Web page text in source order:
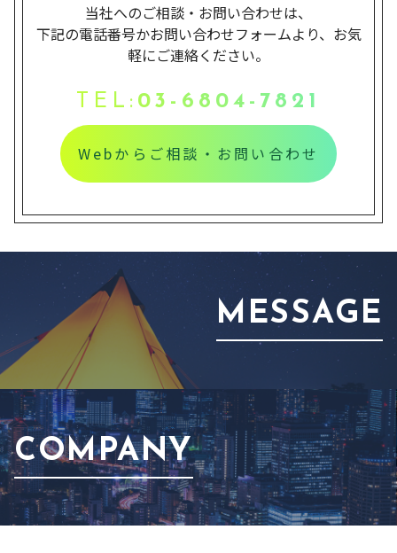
当社へのご相談・お問い合わせは、
下記の電話番号かお問い合わせフォームより、お気
軽にご連絡ください。
TEL: 03-6804-7821
Webからご相談・お問い合わせ
MESSAGE
COMPANY